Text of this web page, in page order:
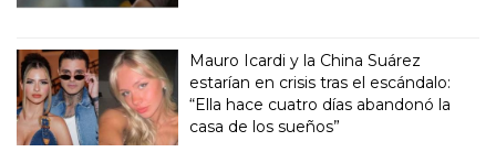
Mauro Icardi y la China Suárez
estarían en crisis tras el escándalo:
“Ella hace cuatro días abandonó la
casa de los sueños”